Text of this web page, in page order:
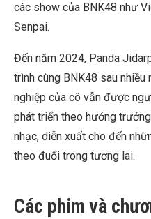
các show của BNK48 như
Senpai.
Đến năm 2024, Panda
trình cùng BNK48 sau nhiều
nghiệp của cô vẫn được
phát triển theo hướng
nhạc, diễn xuất cho đến
theo đuổi trong tương lai.
Các phim và